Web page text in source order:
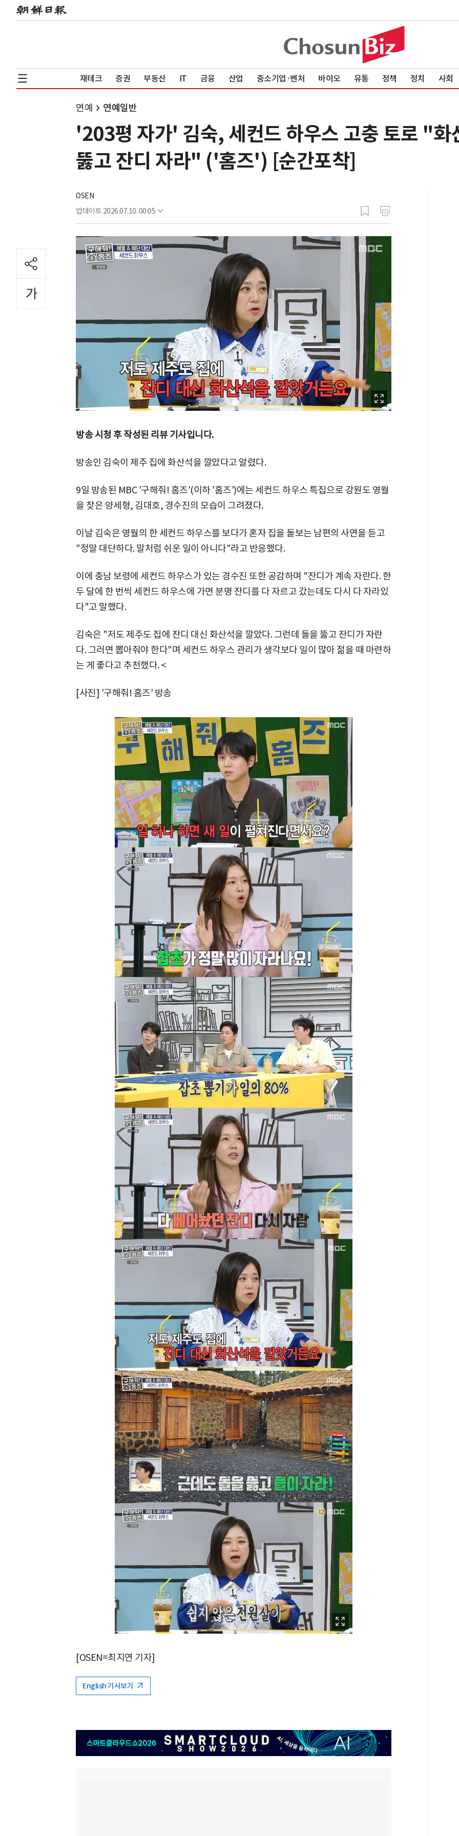
재테크 증권 부동산 IT 금융 산업 중소기업·벤처 바이오 유통 정책 정치 사회
연예 연예일반
'203평 자가' 김숙, 세컨드 하우스 고충 토로 "화
뚫고 잔디 자라" ('홈즈') [순간포착]
OSEN
업데이트 2026.07.10. 00:05
방송 시청 후 작성된 리뷰 기사입니다.
방송인 김숙이 제주 집에 화산석을 깔았다고 알렸다.
9일 방송된 MBC '구해줘! 홈즈'(이하 '홈즈')에는 세컨드 하우스 특집으로 강원도 영월
을 찾은 양세형, 김대호, 경수진의 모습이 그려졌다.
이날 김숙은 영월의 한 세컨드 하우스를 보다가 혼자 집을 돌보는 남편의 사연을 듣고
"정말 대단하다. 말처럼 쉬운 일이 아니다"라고 반응했다.
이에 충남 보령에 세컨드 하우스가 있는 경수진 또한 공감하며 "잔디가 계속 자란다. 한
두 달에 한 번씩 세컨드 하우스에 가면 분명 잔디를 다 자르고 갔는데도 다시 다 자라있
다"고 말했다.
김숙은 "저도 제주도 집에 잔디 대신 화산석을 깔았다. 그런데 돌을 뚫고 잔디가 자란
다. 그러면 뽑아줘야 한다"며 세컨드 하우스 관리가 생각보다 일이 많아 젊을 때 마련하
는 게 좋다고 추천했다. <
[사진] '구해줘! 홈즈' 방송
[OSEN=최지연 기자]
English 기사보기